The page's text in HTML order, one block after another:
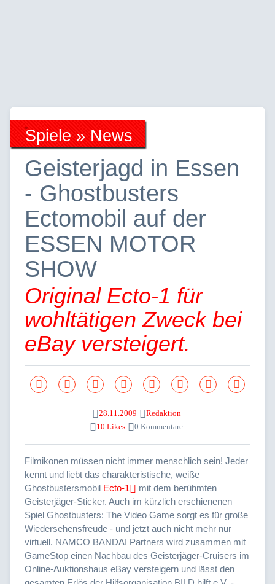
Spiele » News
Geisterjagd in Essen
- Ghostbusters
Ectomobil auf der
ESSEN MOTOR
SHOW
Original Ecto-1 für
wohltätigen Zweck bei
eBay versteigert.
28.11.2009
Redaktion
10 Likes
0 Kommentare
Filmikonen müssen nicht immer menschlich sein! Jeder
kennt und liebt das charakteristische, weiße
Ghostbustersmobil Ecto-1
mit dem berühmten
Geisterjäger-Sticker. Auch im kürzlich erschienenen
Spiel Ghostbusters: The Video Game sorgt es für große
Wiedersehensfreude - und jetzt auch nicht mehr nur
virtuell. NAMCO BANDAI Partners wird zusammen mit
GameStop einen Nachbau des Geisterjäger-Cruisers im
Online-Auktionshaus eBay versteigern und lässt den